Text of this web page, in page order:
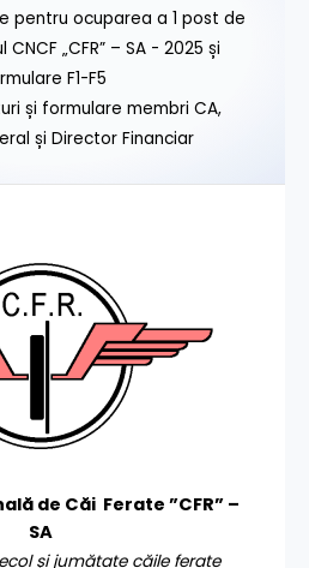
pentru ocuparea a 1 post de
„CFR” – SA - 2025 și
F1-F5
și formulare membri CA,
și Director Financiar
de Căi Ferate ”CFR” –
SA
și jumătate căile ferate